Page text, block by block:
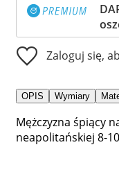
Zaloguj się,
OPIS Wymiary
Mężczyzna śpiący
neapolitańskiej 8-